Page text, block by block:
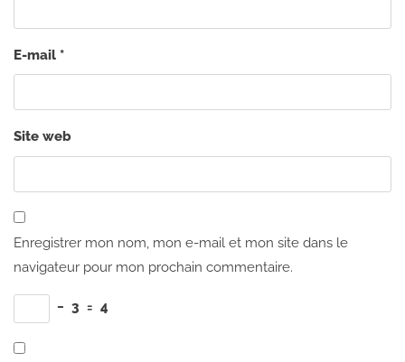
E-mail *
Site web
Enregistrer mon nom, mon e-mail et mon site dans le
navigateur pour mon prochain commentaire.
− 3 = 4